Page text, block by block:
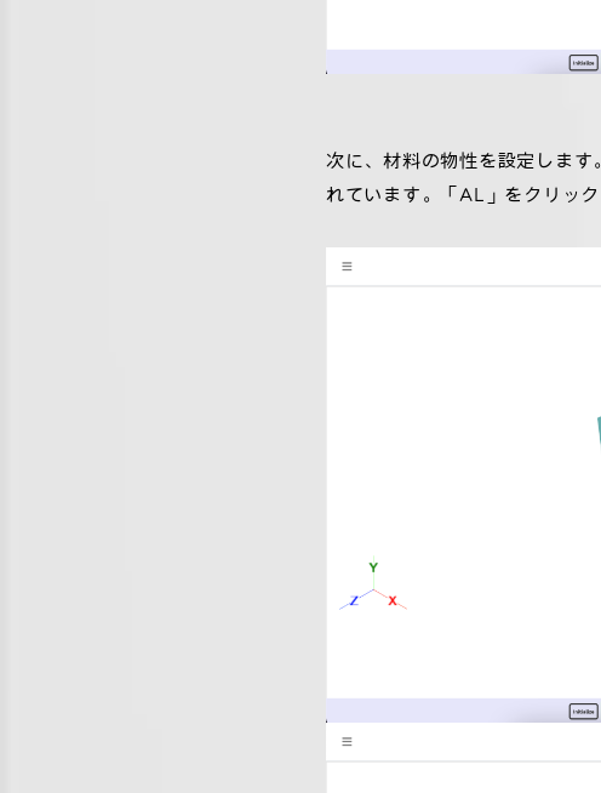
次に、材料の物性を設定しま
れています。「AL」をクリッ